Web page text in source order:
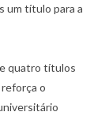
um título para a
quatro títulos
o